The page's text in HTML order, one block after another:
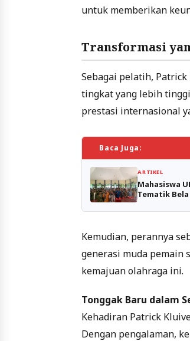
untuk memberikan
Transformasi
Sebagai pelatih,
tingkat yang lebih
prestasi internasional
Baca Juga:
ARTIKEL
Mahasiswa
Tematik Bela
Kemudian, perannya
generasi muda pemain
kemajuan olahraga ini.
Tonggak Baru dalam
Kehadiran Patrick
Dengan pengalaman,